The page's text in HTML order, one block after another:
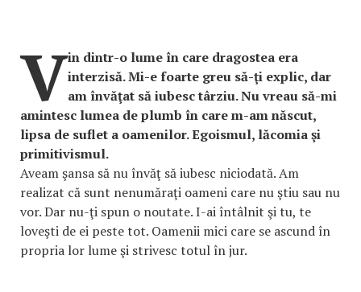
Vin dintr-o lume în care dragostea era
interzisă. Mi-e foarte greu să-ţi explic, dar
am învăţat să iubesc târziu. Nu vreau să-mi
amintesc lumea de plumb în care m-am născut,
lipsa de suflet a oamenilor. Egoismul, lăcomia şi
primitivismul.
Aveam şansa să nu învăţ să iubesc niciodată. Am
realizat că sunt nenumăraţi oameni care nu ştiu sau nu
vor. Dar nu-ţi spun o noutate. I-ai întâlnit şi tu, te
loveşti de ei peste tot. Oamenii mici care se ascund în
propria lor lume şi strivesc totul în jur.